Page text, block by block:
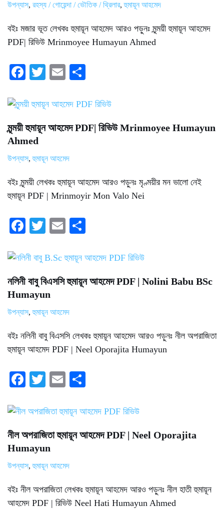
উপন্যাস, রহস্য / গোয়েন্দা / ভৌতিক / থ্রিলার,হুমায়ূন আহমেদ
বইঃ মজার ভূত লেখকঃ হুমায়ূন আহমেদ আরও পড়ুনঃ মৃন্ময়ী হুমায়ূন আহমেদ
PDF| রিভিউ Mrinmoyee Humayun Ahmed
Fa
bo
ok
T
tte
E
ail re
মৃন্ময়ী হুমায়ূন আহমেদ PDF| রিভিউ Mrinmoyee Humayun
Ahmed
উপন্যাস,হুমায়ূন আহমেদ
বইঃ মৃন্ময়ী লেখকঃ হুমায়ূন আহমেদ আরও পড়ুনঃ মৃণ্ময়ীর মন ভালো নেই
হুমায়ূন PDF | Mrinmoyir Mon Valo Nei
Fa
bo
ok
T
tte
r
E
ail re
নলিনী বাবু বিএসসি হুমায়ূন আহমেদ PDF | Nolini Babu BSc
Humayun
উপন্যাস,হুমায়ূন আহমেদ
বইঃ নলিনী বাবু বিএসসি লেখকঃ হুমায়ূন আহমেদ আরও পড়ুনঃ নীল অপরাজিতা
হুমায়ূন আহমেদ PDF | Neel Oporajita Humayun
Fa
bo
ok
T
tte
E
ail re
নীল অপরাজিতা হুমায়ূন আহমেদ PDF | Neel Oporajita
Humayun
উপন্যাস,হুমায়ূন আহমেদ
বইঃ নীল অপরাজিতা লেখকঃ হুমায়ূন আহমেদ আরও পড়ুনঃ নীল হাতী হুমায়ূন
আহমেদ PDF | রিভিউ Neel Hati Humayun Ahmed